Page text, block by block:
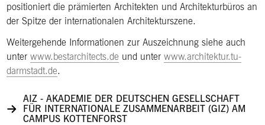
positioniert die prämierten Architekten und Architekturbüros an
der Spitze der internationalen Architekturszene.
Weitergehende Informationen zur Auszeichnung siehe auch
unterwww.bestarchitects.de und unterwww.architektur.tu-
darmstadt.de.
AIZ - AKADEMIE DER DEUTSCHEN GESELLSCHAFT
FÜR INTERNATIONALE ZUSAMMENARBEIT (GIZ) AM
CAMPUS KOTTENFORST